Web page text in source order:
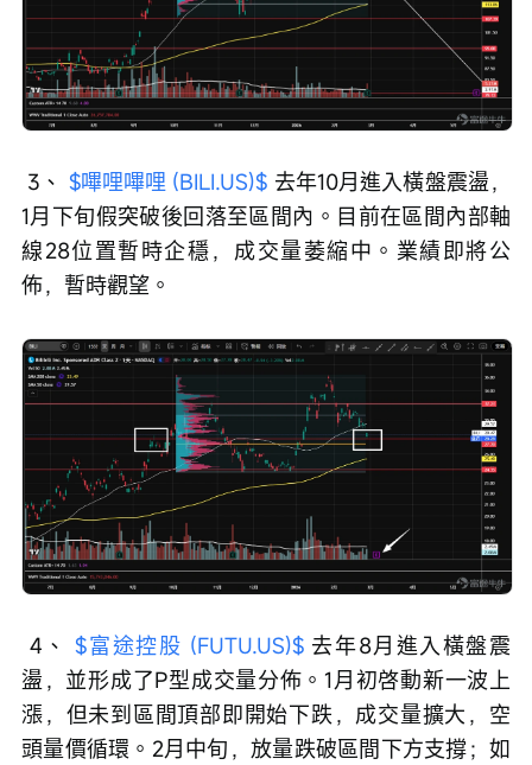
3、 $嗶哩嗶哩 (BILI.US)$ 去年10月進入橫盤震盪，
1月下旬假突破後回落至區間內。目前在區間內部軸
線28位置暫時企穩，成交量萎縮中。業績即將公
佈，暫時觀望。
4、 $富途控股 (FUTU.US)$ 去年8月進入橫盤震
盪，並形成了P型成交量分佈。1月初啓動新一波上
漲，但未到區間頂部即開始下跌，成交量擴大，空
頭量價循環。2月中旬，放量跌破區間下方支撐；如